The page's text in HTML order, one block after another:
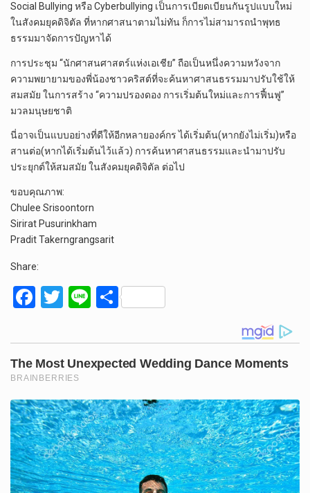
Social Bullying หรือ Cyberbullying เป็นการเบียดเบียนกันรูปแบบใหม่
ในสังคมยุคดิจิตัล ที่หากศาสนาตามไม่ทัน ก็การไม่สามารถนำพุทธ
ธรรมมาจัดการปัญหาได้
การประชุม “นักศาสนศาสตร์แห่งเอเชีย” ถือเป็นหนึ่งความหวังจาก
ความพยายามของพี่น้องชาวคริสต์ที่จะค้นหาศาสนธรรมมาปรับใช้ให้
สมสมัย ในการสร้าง “ความปรองดอง การเริ่มต้นใหม่และการฟื้นฟู”
มวลมนุษยชาติ
นี่อาจเป็นแบบอย่างที่ดีให้อีกหลายองค์กร ได้เริ่มต้น(หากยังไม่เริ่ม)หรือ
สานต่อ(หากได้เริ่มต้นไว้แล้ว) การค้นหาศาสนธรรมและนำมาปรับ
ประยุกต์ให้สมสมัย ในสังคมยุคดิจิตัล ต่อไป
ขอบคุณภาพ:
Chulee Srisoontorn
Sirirat Pusurinkham
Pradit Takerngrangsarit
Share:
F
ce
b
o
o
k
T
tt
er
Li
e
S
ar
e